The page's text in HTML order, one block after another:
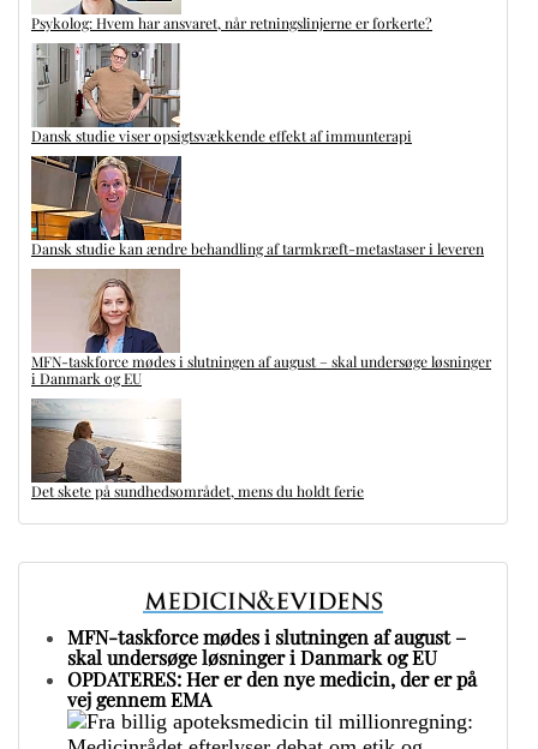
Psykolog: Hvem har ansvaret, når retningslinjerne er forkerte?
Dansk studie viser opsigtsvækkende effekt af immunterapi
Dansk studie kan ændre behandling af tarmkræft-metastaser i leveren
MFN-taskforce mødes i slutningen af august – skal undersøge løsninger
i Danmark og EU
Det skete på sundhedsområdet, mens du holdt ferie
MFN-taskforce mødes i slutningen af august –
skal undersøge løsninger i Danmark og EU
OPDATERES: Her er den nye medicin, der er på
vej gennem EMA